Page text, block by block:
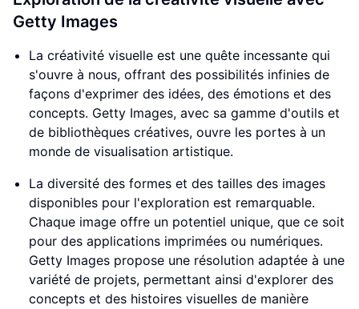
Getty Images
La créativité visuelle est une quête incessante qui
s'ouvre à nous, offrant des possibilités infinies de
façons d'exprimer des idées, des émotions et des
concepts. Getty Images, avec sa gamme d'outils et
de bibliothèques créatives, ouvre les portes à un
monde de visualisation artistique.
La diversité des formes et des tailles des images
disponibles pour l'exploration est remarquable.
Chaque image offre un potentiel unique, que ce soit
pour des applications imprimées ou numériques.
Getty Images propose une résolution adaptée à une
variété de projets, permettant ainsi d'explorer des
concepts et des histoires visuelles de manière